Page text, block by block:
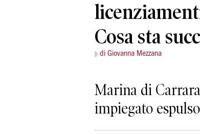
Cosa sta
di Giovanna Mezzana
Marina di
impiegato